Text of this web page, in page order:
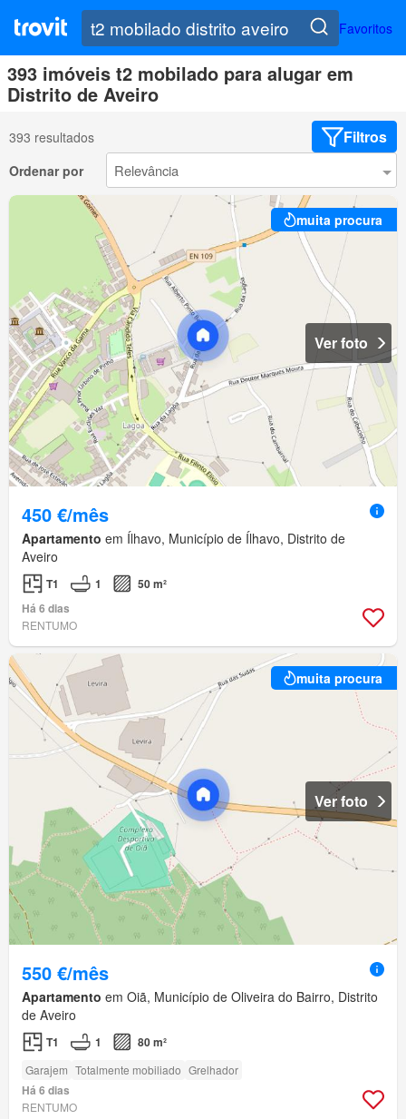
Favoritos
393 imóveis t2 mobilado para alugar em
Distrito de Aveiro
393 resultados Filtros
Ordenar por
muita procura
Ver foto
450 €/mês
Apartamento em Ílhavo, Município de Ílhavo, Distrito de
Aveiro
T1 1
50 m²
Há 6 dias
RENTUMO
muita procura
Ver foto
550 €/mês
Apartamento em Oiã, Município de Oliveira do Bairro, Distrito
de Aveiro
T1 1 80 m²
Garajem Totalmente mobiliado Grelhador
Há 6 dias
RENTUMO